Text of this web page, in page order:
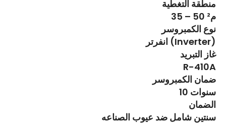
منطقة التغطية
35 – 50 م²
نوع الكمبروسر
انفرتر (Inverter)
غاز التبريد
R-410A
ضمان الكمبروسر
10 سنوات
الضمان
سنتين شامل ضد عيوب الصناعه